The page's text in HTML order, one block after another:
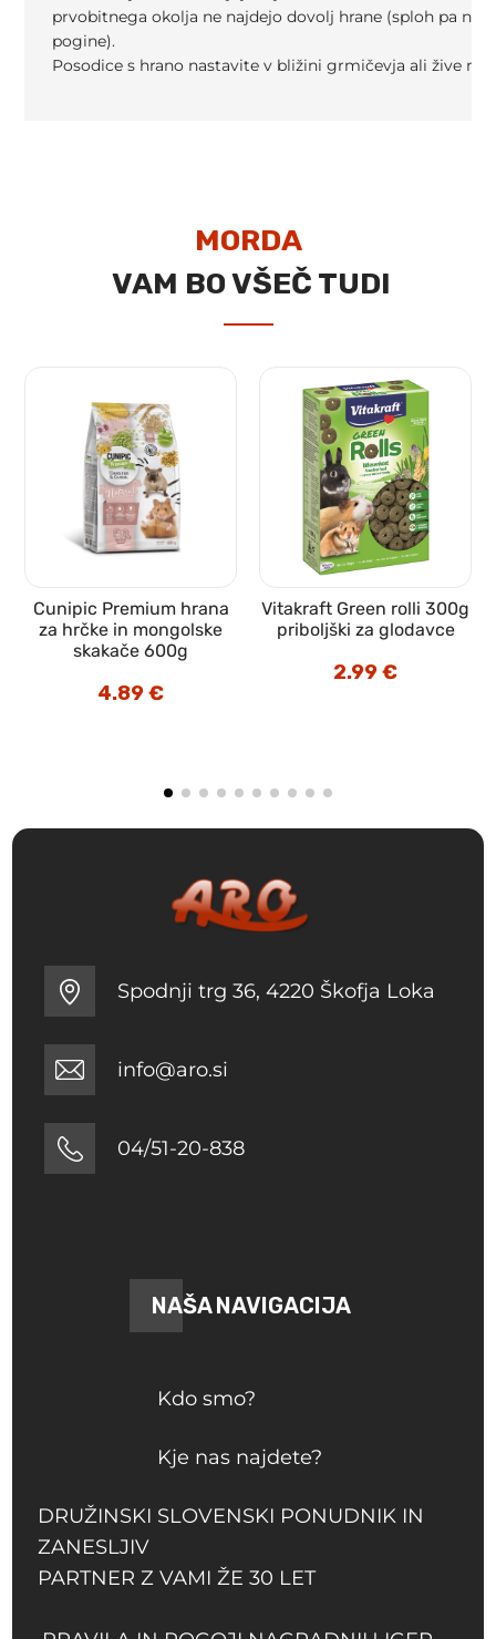
prvobitnega okolja ne najdejo dovolj hrane (sploh pa ne
pogine).
Posodice s hrano nastavite v bližini grmičevja ali žive
MORDA
VAM BO VŠEČ TUDI
Cunipic Premium hrana
za hrčke in mongolske
skakače 600g
4.89€
Vitakraft Green rolli 300g
priboljški za glodavce
2.99€
Spodnji trg 36, 4220 Škofja Loka
info@aro.si
04/51-20-838
NAŠA NAVIGACIJA
Kdo smo?
Kje nas najdete?
DRUŽINSKI SLOVENSKI PONUDNIK IN
ZANESLJIV
PARTNER Z VAMI ŽE 30 LET